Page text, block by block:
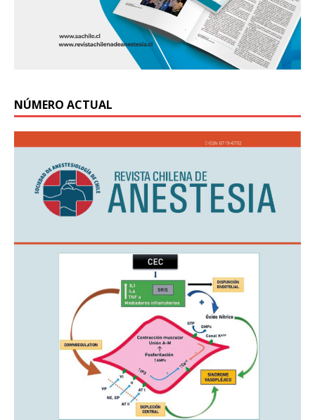
NÚMERO ACTUAL